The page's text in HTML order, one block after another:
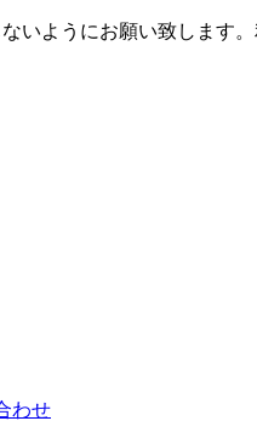
いようにお願い致します
わせ